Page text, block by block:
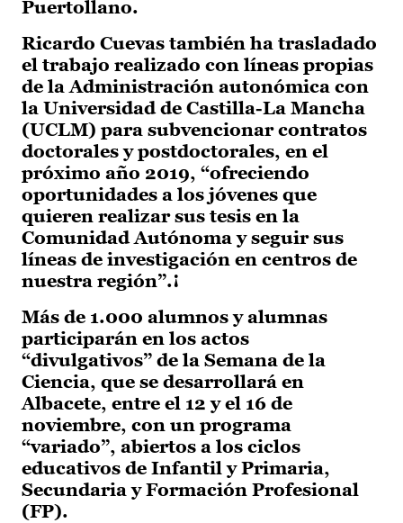
Puertollano.
Ricardo Cuevas también ha trasladado
el trabajo realizado con líneas propias
de la Administración autonómica con
la Universidad de Castilla-La Mancha
(UCLM) para subvencionar contratos
doctorales y postdoctorales, en el
próximo año 2019, “ofreciendo
oportunidades a los jóvenes que
quieren realizar sus tesis en la
Comunidad Autónoma y seguir sus
líneas de investigación en centros de
nuestra región”.¡
Más de 1.000 alumnos y alumnas
participarán en los actos
“divulgativos” de la Semana de la
Ciencia, que se desarrollará en
Albacete, entre el 12 y el 16 de
noviembre, con un programa
“variado”, abiertos a los ciclos
educativos de Infantil y Primaria,
Secundaria y Formación Profesional
(FP).